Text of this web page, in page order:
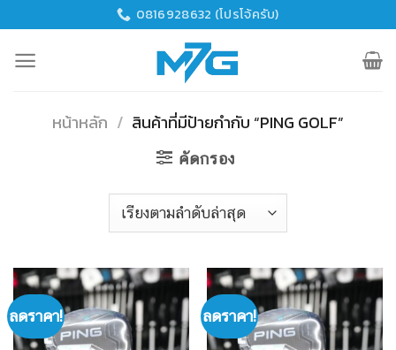
content
0816928632 (โปรโจ้ครับ)
หน้าหลัก / สินค้าที่มีป้ายกำกับ “PING GOLF”
คัดกรอง
ลดราคา! ลดราคา!